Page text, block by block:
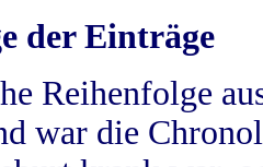
der Einträge
Reihenfolge
war die